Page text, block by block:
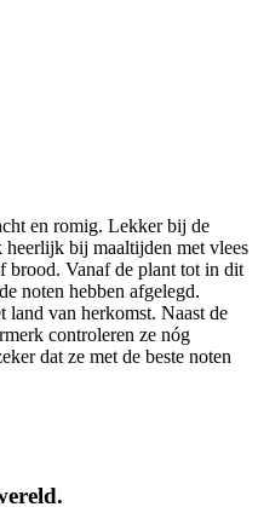
en romig. Lekker bij de
heerlijk bij maaltijden met vlees
brood. Vanaf de plant tot in dit
noten hebben afgelegd.
van herkomst. Naast de
controleren ze nóg
dat ze met de beste noten